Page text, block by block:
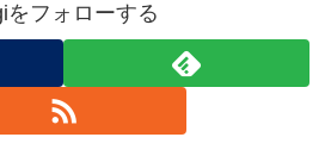
をフォローする